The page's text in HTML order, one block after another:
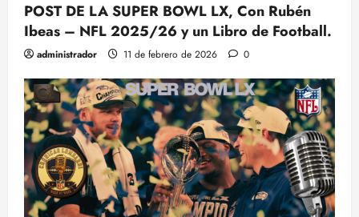
POST DE LA SUPER BOWL LX, Con Rubén
Ibeas – NFL 2025/26 y un Libro de Football.
administrador 11 de febrero de 2026 0